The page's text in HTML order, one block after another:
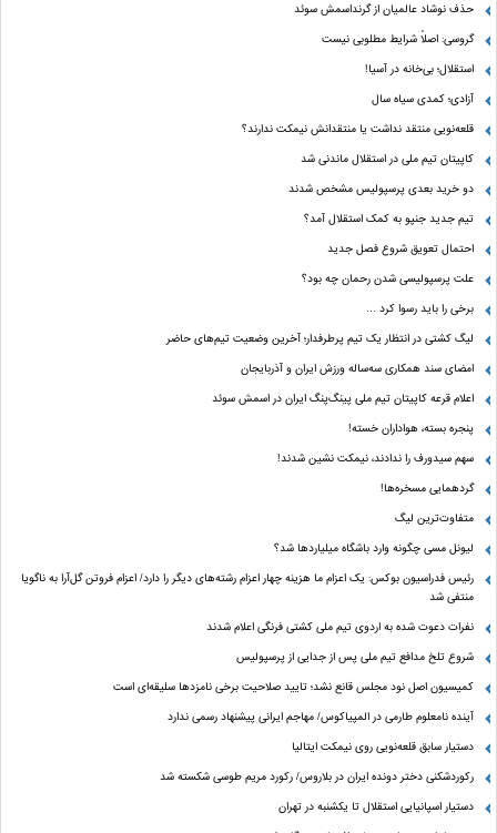
حذف نوشاد عالمیان از گرنداسمش سوئد
گروسی: اصلاً شرایط مطلوبی نیست
استقلال؛ بی‌خانه در آسیا!
آزادی؛ کمدی سیاه سال
قلعه‌نویی منتقد نداشت یا منتقدانش نیمکت ندارند؟
کاپیتان تیم ملی در استقلال ماندنی شد
دو خرید بعدی پرسپولیس مشخص شدند
تیم جدید جنپو به کمک استقلال آمد؟
احتمال تعویق شروع فصل جدید
علت پرسپولیسی شدن رحمان چه بود؟
برخی را باید رسوا کرد …
لیگ کشتی در انتظار یک تیم پرطرفدار؛ آخرین وضعیت تیم‌های حاضر
امضای سند همکاری سه‌ساله ورزش ایران و آذربایجان
اعلام قرعه کاپیتان تیم ملی پینگ‌پنگ ایران در اسمش سوئد
پنجره بسته، هواداران خسته!
سهم سیدورف را ندادند، نیمکت نشین شدند!
گردهمایی مسخره‌ها!
متفاوت‌ترین لیگ
لیونل مسی چگونه وارد باشگاه میلیاردها شد؟
رئیس فدراسیون بوکس: یک اعزام ما هزینه چهار اعزام رشته‌های دیگر را دارد/ اعزام فروتن گل‌آرا به ناگویا
منتفی شد
نفرات دعوت شده به اردوی تیم ملی کشتی فرنگی اعلام شدند
شروع تلخ مدافع تیم ملی پس از جدایی از پرسپولیس
کمیسیون اصل نود مجلس قانع نشد؛ تایید صلاحیت برخی نامزدها سلیقه‌ای است
آینده نامعلوم طارمی در المپیاکوس/ مهاجم ایرانی پیشنهاد رسمی ندارد
دستیار سابق قلعه‌نویی روی نیمکت ایتالیا
رکوردشکنی دختر دونده ایران در بلاروس/ رکورد مریم طوسی شکسته شد
دستیار اسپانیایی استقلال تا یکشنبه در تهران